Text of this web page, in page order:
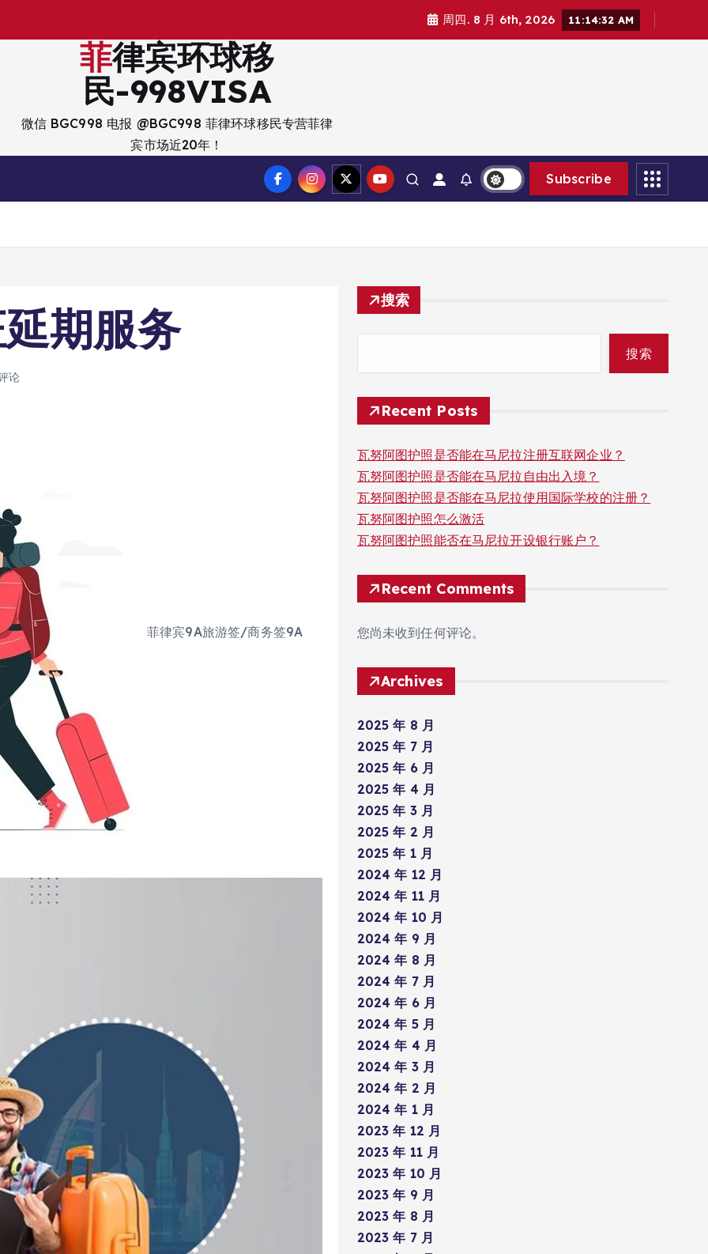
周四. 8 月 6th, 2026 11:14:34 AM
菲律宾环球移
民-998VISA
微信 BGC998 电报 @BGC998 菲律环球移民专营菲律
宾市场近20年！
Subscribe
期服务
论
菲律宾9A旅游签/商务签9A
搜索
搜索
Recent Posts
瓦努阿图护照是否能在马尼拉注册互联网企业？
瓦努阿图护照是否能在马尼拉自由出入境？
瓦努阿图护照是否能在马尼拉使用国际学校的注册？
瓦努阿图护照怎么激活
瓦努阿图护照能否在马尼拉开设银行账户？
Recent Comments
您尚未收到任何评论。
Archives
2025 年 8 月
2025 年 7 月
2025 年 6 月
2025 年 4 月
2025 年 3 月
2025 年 2 月
2025 年 1 月
2024 年 12 月
2024 年 11 月
2024 年 10 月
2024 年 9 月
2024 年 8 月
2024 年 7 月
2024 年 6 月
2024 年 5 月
2024 年 4 月
2024 年 3 月
2024 年 2 月
2024 年 1 月
2023 年 12 月
2023 年 11 月
2023 年 10 月
2023 年 9 月
2023 年 8 月
2023 年 7 月